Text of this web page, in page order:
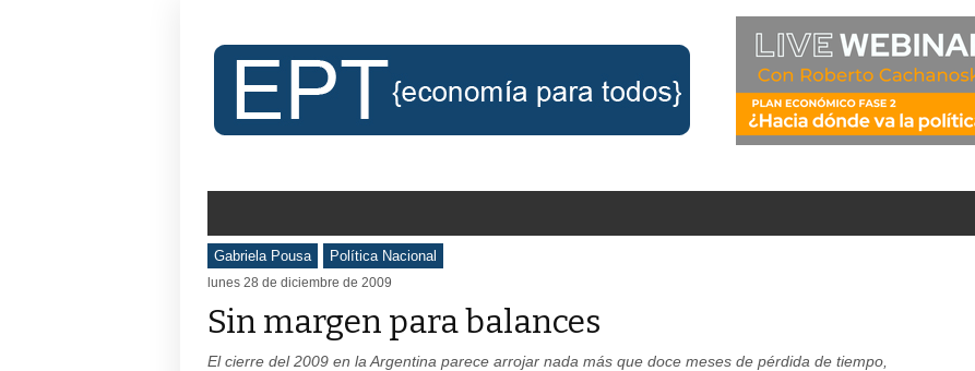
Gabriela Pousa Política Nacional
lunes 28 de diciembre de 2009
Sin margen para balances
El cierre del 2009 en la Argentina parece arrojar nada más que doce meses de pérdida de tiempo,